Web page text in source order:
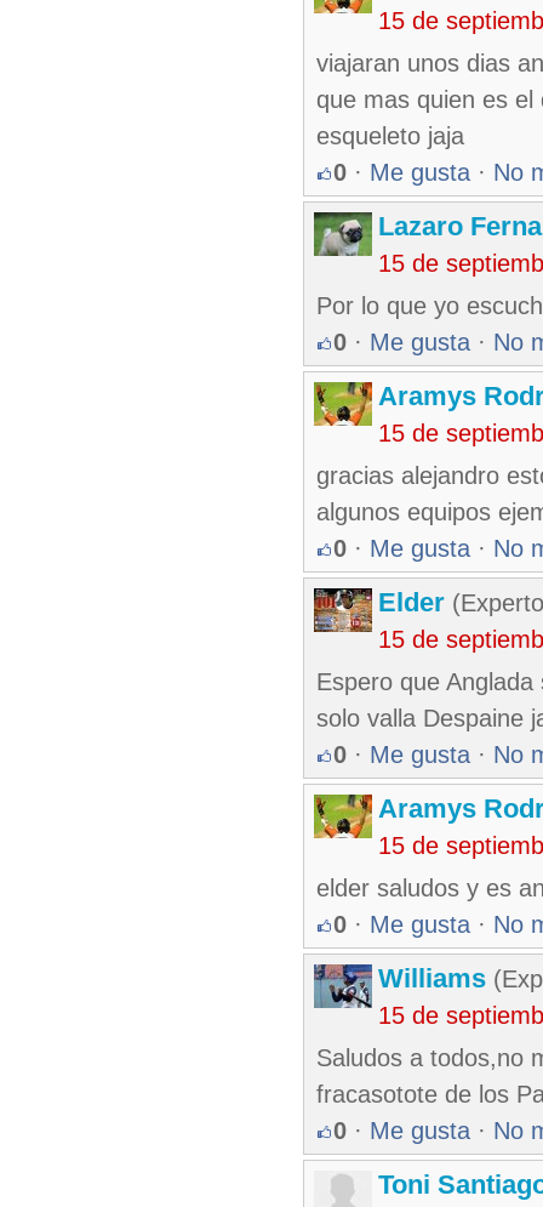
15 de
viajaran unos dias
que mas quien es
esqueleto jaja
0 · Me gusta · No
Lazaro
15 de
Por lo que yo
0 · Me gusta · No
Aramys
15 de
gracias alejandro
algunos equipos
0 · Me gusta · No
Elder
15 de
Espero que
solo valla Despaine
0 · Me gusta · No
Aramys
15 de
elder saludos y es
0 · Me gusta · No
Williams
15 de
Saludos a todos,no
fracasotote de los
0 · Me gusta · No
Toni